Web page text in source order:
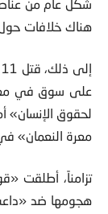
شكل عام من
هناك خلافات
على سوق في
لحقوق
معرة النعمان»
تزامناً، أطلقت
هجومها ضد